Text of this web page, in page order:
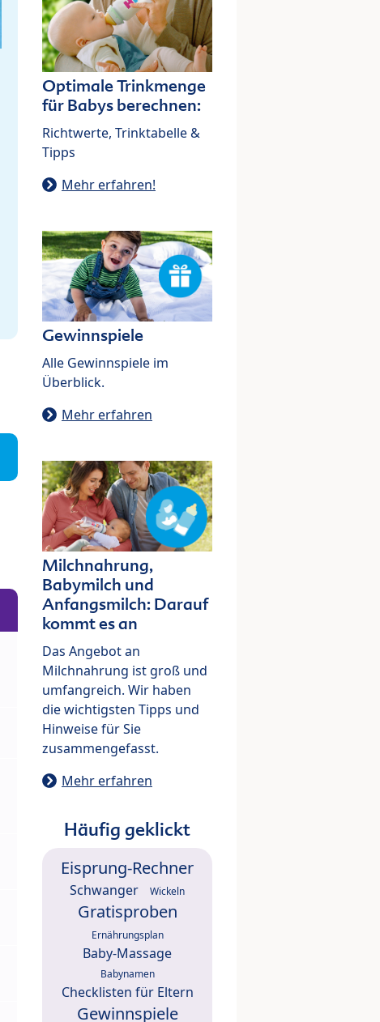
Optimale Trinkmenge
für Babys berechnen:
Richtwerte, Trinktabelle &
Tipps
Mehr erfahren!
Gewinnspiele
Alle Gewinnspiele im
Überblick.
Mehr erfahren
Milchnahrung,
Babymilch und
Anfangsmilch: Darauf
kommt es an
Das Angebot an
Milchnahrung ist groß und
umfangreich. Wir haben
die wichtigsten Tipps und
Hinweise für Sie
zusammengefasst.
Mehr erfahren
Häufig geklickt
Eisprung-Rechner
Schwanger Wickeln
Gratisproben
Ernährungsplan
Baby-Massage
Babynamen
Checklisten für Eltern
Gewinnspiele